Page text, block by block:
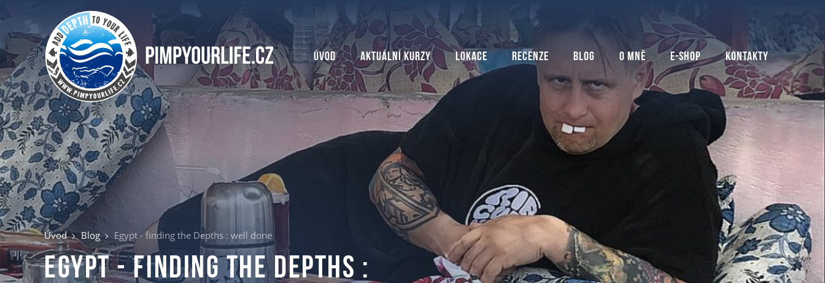
Úvod Aktuální kurzy Lokace Recenze Blog O mně E-shop Kontakty
Úvod Blog Egypt - finding the Depths : well done
Egypt - finding the Depths :